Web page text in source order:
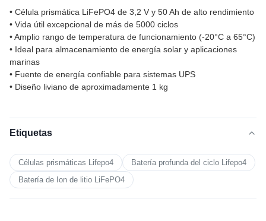
• Célula prismática LiFePO4 de 3,2 V y 50 Ah de alto rendimiento
• Vida útil excepcional de más de 5000 ciclos
• Amplio rango de temperatura de funcionamiento (-20°C a 65°C)
• Ideal para almacenamiento de energía solar y aplicaciones
marinas
• Fuente de energía confiable para sistemas UPS
• Diseño liviano de aproximadamente 1 kg
Etiquetas
Células prismáticas Lifepo4
Batería profunda del ciclo Lifepo4
Batería de Ion de litio LiFePO4